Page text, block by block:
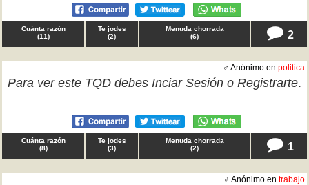
Cuánta razón
(11)
Te jodes
(2)
Menuda chorrada
(6) 2
♂ Anónimo en politica
Para ver este TQD debes Inciar Sesión o Registrarte.
Cuánta razón
(8)
Te jodes
(3)
Menuda chorrada
(2) 1
♂ Anónimo en trabajo